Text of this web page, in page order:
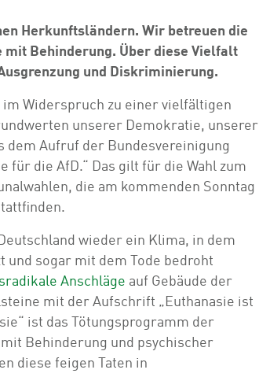
Herkunftsländern. Wir betreuen die
Behinderung. Über diese Vielfalt
und Diskriminierung.
Widerspruch zu einer vielfältigen
unserer Demokratie, unserer
dem Aufruf der Bundesvereinigung
für die AfD.“ Das gilt für die Wahl zum
die am kommenden Sonntag
wieder ein Klima, in dem
und sogar mit dem Tode bedroht
Anschläge auf Gebäude der
mit der Aufschrift „Euthanasie ist
ist das Tötungsprogramm der
Behinderung und psychischer
diese feigen Taten in